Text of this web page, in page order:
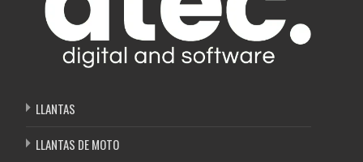
LLANTAS
LLANTAS DE MOTO